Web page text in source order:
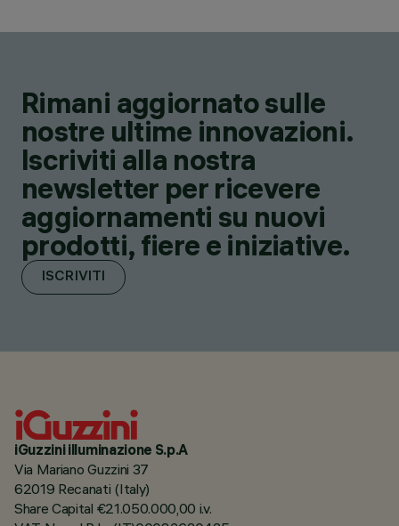
Rimani aggiornato sulle
nostre ultime innovazioni.
Iscriviti alla nostra
newsletter per ricevere
aggiornamenti su nuovi
prodotti, fiere e iniziative.
ISCRIVITI
iGuzzini illuminazione S.p.A
Via Mariano Guzzini 37
62019 Recanati (Italy)
Share Capital €21.050.000,00 i.v.